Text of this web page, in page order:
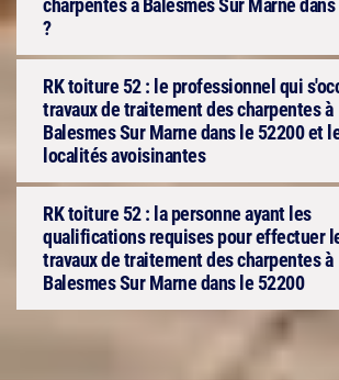
charpentes à Balesmes Sur Marne
?
RK toiture 52 : le professionnel qui
travaux de traitement des charpentes à
Balesmes Sur Marne dans le 52200 et
localités avoisinantes
RK toiture 52 : la personne ayant les
qualifications requises pour effectuer
travaux de traitement des charpentes à
Balesmes Sur Marne dans le 52200